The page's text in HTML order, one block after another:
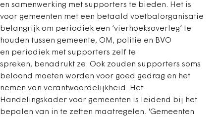
en samenwerking met supporters te bieden. Het is
voor gemeenten met een betaald voetbalorganisatie
belangrijk om periodiek een ‘vierhoeksoverleg’ te
houden tussen gemeente, OM, politie en BVO
en periodiek met supporters zelf te
spreken, benadrukt ze. Ook zouden supporters soms
beloond moeten worden voor goed gedrag en het
nemen van verantwoordelijkheid. Het
Handelingskader voor gemeenten is leidend bij het
bepalen van in te zetten maatregelen. 'Gemeenten